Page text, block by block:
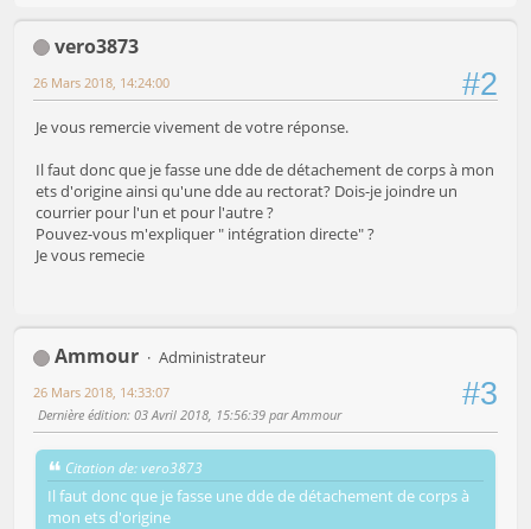
vero3873
#2
26 Mars 2018, 14:24:00
Je vous remercie vivement de votre réponse.
Il faut donc que je fasse une dde de détachement de corps à mon
ets d'origine ainsi qu'une dde au rectorat? Dois-je joindre un
courrier pour l'un et pour l'autre ?
Pouvez-vous m'expliquer " intégration directe" ?
Je vous remecie
Ammour Administrateur
#3
26 Mars 2018, 14:33:07
Dernière édition: 03 Avril 2018, 15:56:39 par Ammour
Citation de: vero3873
Il faut donc que je fasse une dde de détachement de corps à
mon ets d'origine